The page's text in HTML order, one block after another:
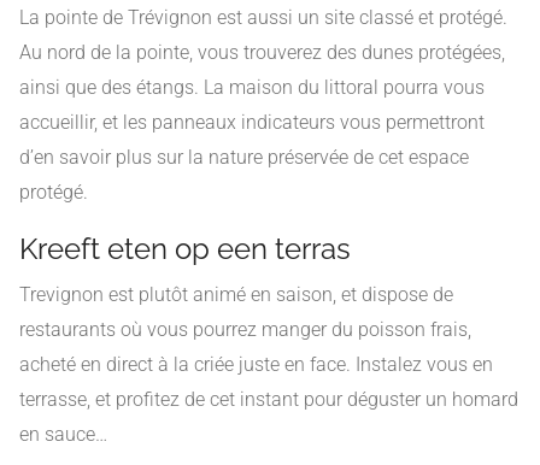
La pointe de Trévignon est aussi un site classé et protégé.
Au nord de la pointe, vous trouverez des dunes protégées,
ainsi que des étangs. La maison du littoral pourra vous
accueillir, et les panneaux indicateurs vous permettront
d’en savoir plus sur la nature préservée de cet espace
protégé.
Kreeft eten op een terras
Trevignon est plutôt animé en saison, et dispose de
restaurants où vous pourrez manger du poisson frais,
acheté en direct à la criée juste en face. Instalez vous en
terrasse, et profitez de cet instant pour déguster un homard
en sauce…